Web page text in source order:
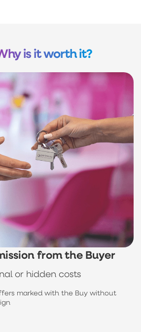
is it worth it?
from the Buyer
or hidden costs
marked with the Buy without